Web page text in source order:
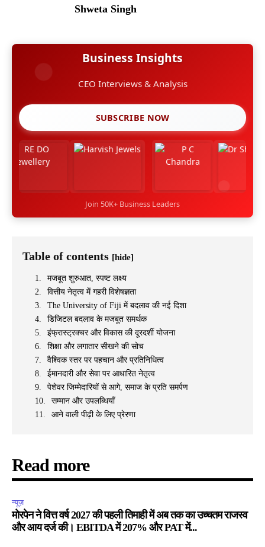
Shweta Singh
Business Insights
CEO Interviews & Analysis
SUBSCRIBE NOW
Join 50K+ Business Leaders
Table of contents [hide]
मजबूत शुरुआत, स्पष्ट लक्ष्य
वित्तीय नेतृत्व में गहरी विशेषज्ञता
The University of Fiji में बदलाव की नई दिशा
डिजिटल बदलाव के मजबूत समर्थक
इंफ्रास्ट्रक्चर और विकास की दूरदर्शी योजना
शिक्षा और लगातार सीखने की सोच
वैश्विक स्तर पर पहचान और प्रतिनिधित्व
ईमानदारी और सेवा पर आधारित नेतृत्व
पेशेवर जिम्मेदारियों से आगे, समाज के प्रति समर्पण
सम्मान और उपलब्धियाँ
आने वाली पीढ़ी के लिए प्रेरणा
Read more
न्यूज़
मोरपेन ने वित्त वर्ष 2027 की पहली तिमाही में अब तक का उच्चतम राजस्व
और आय दर्ज की। EBITDA में 207% और PAT में...